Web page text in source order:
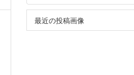
最近の投稿画像